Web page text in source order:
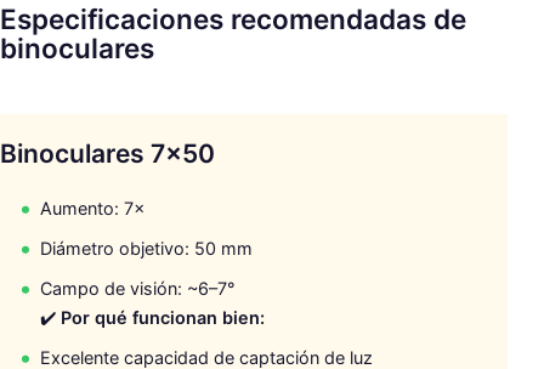
Especificaciones recomendadas de
binoculares
Binoculares 7×50
Aumento: 7×
Diámetro objetivo: 50 mm
Campo de visión: ~6–7°
✔️ Por qué funcionan bien:
Excelente capacidad de captación de luz